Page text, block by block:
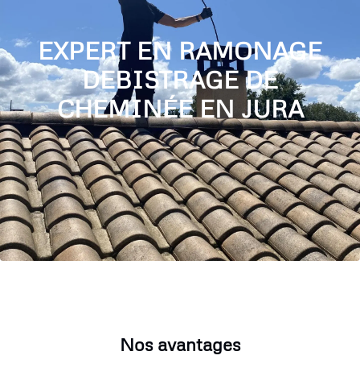
EXPERT EN RAMONAGE
DEBISTRAGE DE
CHEMINÉE EN JURA
Nos avantages